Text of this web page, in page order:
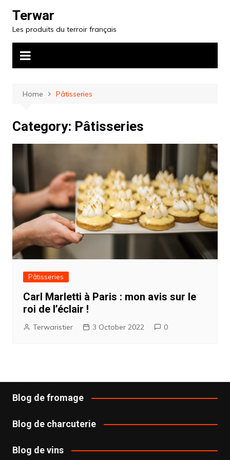
content
Terwar
Les produits du terroir français
Home Pâtisseries
Category: Pâtisseries
Pâtisseries
Carl Marletti à Paris : mon avis sur le
roi de l’éclair !
Terwaristier 3 October 2022 0
Blog de fromage
Blog de charcuterie
Blog de vins